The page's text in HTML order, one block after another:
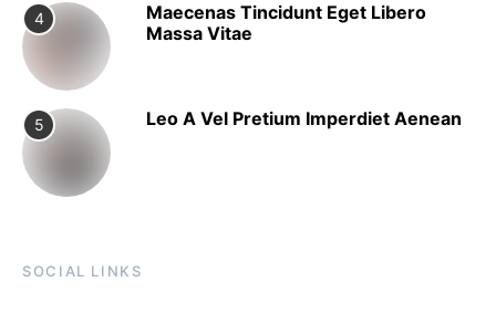
4
Maecenas Tincidunt Eget Libero
Massa Vitae
5 Leo A Vel Pretium Imperdiet Aenean
SOCIAL LINKS